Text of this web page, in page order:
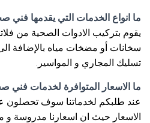
ما انواع الخدمات التي يقدمها فني
يقوم بتركيب الادوات الصحية من
سخانات أو مضخات مياه بالإضافة
تسليك المجاري و المواسير.
ما الاسعار المتوافرة لخدمات فني
عند طلبكم لخدماتنا سوف تحصلون
الاسعار حيث ان اسعارنا مدروسة و